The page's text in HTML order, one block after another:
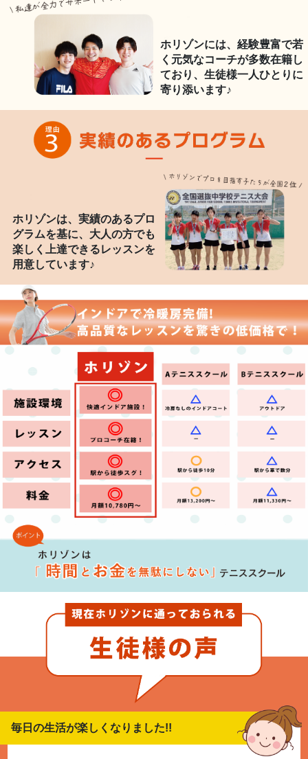
ホリゾンには、経験豊富で若
く元気なコーチが多数在籍し
ており、生徒様一人ひとりに
寄り添います♪
ホリゾンは、実績のあるプロ
グラムを基に、大人の方でも
楽しく上達できるレッスンを
用意しています♪
毎日の生活が楽しくなりました!!